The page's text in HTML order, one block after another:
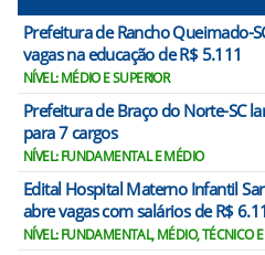
Prefeitura de Rancho Queimado-
vagas na educação de R$ 5.111
NÍVEL: MÉDIO E SUPERIOR
Prefeitura de Braço do Norte-SC
para 7 cargos
NÍVEL: FUNDAMENTAL E MÉDIO
Edital Hospital Materno Infantil
abre vagas com salários de R$
NÍVEL: FUNDAMENTAL, MÉDIO, TÉCNICO E